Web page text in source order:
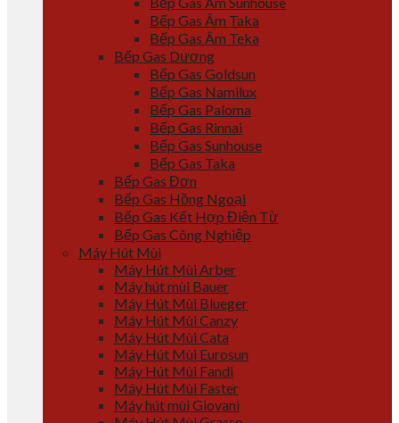
Bếp Gas Âm Taka
Bếp Gas Âm Teka
Bếp Gas Dương
Bếp Gas Goldsun
Bếp Gas Namilux
Bếp Gas Paloma
Bếp Gas Rinnai
Bếp Gas Sunhouse
Bếp Gas Taka
Bếp Gas Đơn
Bếp Gas Hồng Ngoại
Bếp Gas Kết Hợp Điện Từ
Bếp Gas Công Nghiệp
Máy Hút Mùi
Máy Hút Mùi Arber
Máy hút mùi Bauer
Máy Hút Mùi Blueger
Máy Hút Mùi Canzy
Máy Hút Mùi Cata
Máy Hút Mùi Eurosun
Máy Hút Mùi Fandi
Máy Hút Mùi Faster
Máy hút mùi Giovani